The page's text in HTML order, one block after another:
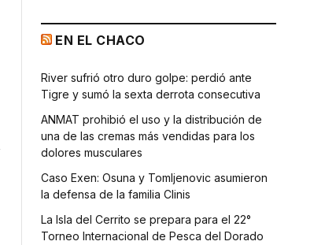
EN EL CHACO
River sufrió otro duro golpe: perdió ante
Tigre y sumó la sexta derrota consecutiva
ANMAT prohibió el uso y la distribución de
una de las cremas más vendidas para los
dolores musculares
Caso Exen: Osuna y Tomljenovic asumieron
la defensa de la familia Clinis
La Isla del Cerrito se prepara para el 22°
Torneo Internacional de Pesca del Dorado